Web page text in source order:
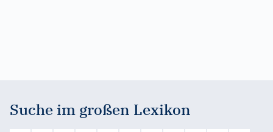
Suche im großen Lexikon